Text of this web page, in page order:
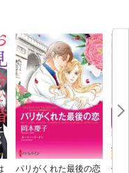
パリがくれた最後の恋
伯